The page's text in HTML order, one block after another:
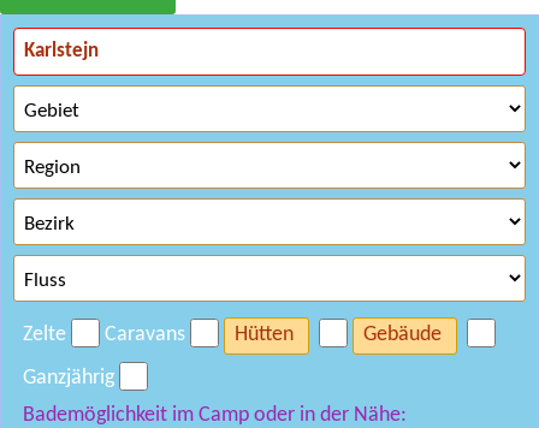
Zelte Caravans Hütten
Gebäude
Ganzjährig
Bademöglichkeit im Camp oder in der Nähe: